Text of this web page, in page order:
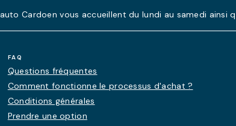
Cardoen vous accueillent du lundi au samedi ainsi
FAQ
Questions fréquentes
Comment fonctionne le processus d'achat ?
Conditions générales
Prendre une option